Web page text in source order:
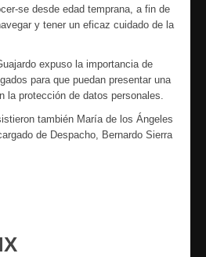
se desde edad temprana, a fin de
y tener un eficaz cuidado de la
expuso la importancia de
para que puedan presentar una
la protección de datos personales.
también María de los Ángeles
de Despacho, Bernardo Sierra